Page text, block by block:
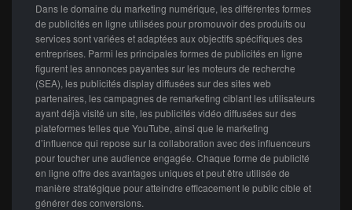
Dans le domaine du marketing numérique, les différentes formes
de publicités en ligne utilisées pour promouvoir des produits ou
services sont variées et adaptées aux objectifs spécifiques des
entreprises. Parmi les principales formes de publicités en ligne
figurent les annonces payantes sur les moteurs de recherche
(SEA), les publicités display diffusées sur des sites web
partenaires, les campagnes de remarketing ciblant les utilisateurs
ayant déjà visité un site, les publicités vidéo diffusées sur des
plateformes telles que YouTube, ainsi que le marketing
d’influence qui repose sur la collaboration avec des influenceurs
pour toucher une audience engagée. Chaque forme de publicité
en ligne offre des avantages uniques et peut être utilisée de
manière stratégique pour atteindre efficacement le public cible et
générer des conversions.